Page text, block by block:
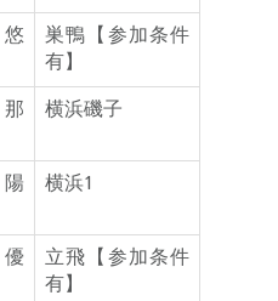
巣鴨【参加条件
有】
横浜磯子
横浜1
立飛【参加条件
有】